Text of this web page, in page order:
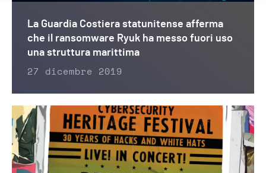
La Guardia Costiera statunitense afferma
che il ransomware Ryuk ha messo fuori uso
una struttura marittima
27 dicembre 2019